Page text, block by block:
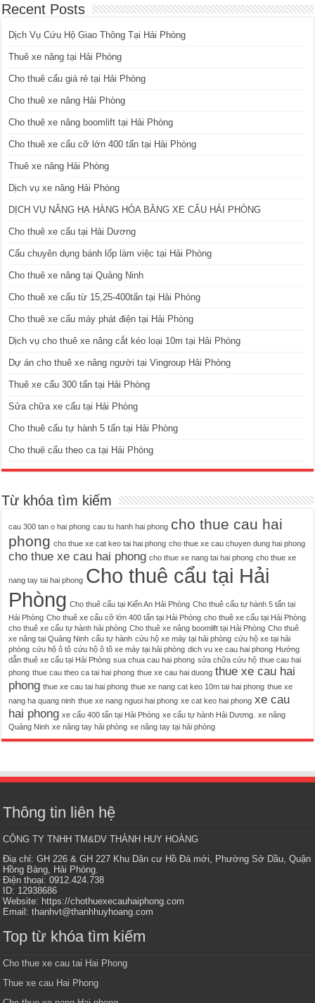
Recent Posts
Dịch Vụ Cứu Hộ Giao Thông Tại Hải Phòng
Thuê xe nâng tại Hải Phòng
Cho thuê cẩu giá rẻ tại Hải Phòng
Cho thuê xe nâng Hải Phòng
Cho thuê xe nâng boomlift tại Hải Phòng
Cho thuê xe cẩu cỡ lớn 400 tấn tại Hải Phòng
Thuê xe nâng Hải Phòng
Dịch vụ xe nâng Hải Phòng
DỊCH VỤ NÂNG HẠ HÀNG HÓA BẰNG XE CẨU HẢI PHÒNG
Cho thuê xe cẩu tại Hải Dương
Cẩu chuyên dụng bánh lốp làm việc tại Hải Phòng
Cho thuê xe nâng tại Quảng Ninh
Cho thuê xe cẩu từ 15,25-400tấn tại Hải Phòng
Cho thuê xe cẩu máy phát điện tại Hải Phòng
Dịch vụ cho thuê xe nâng cắt kéo loại 10m tại Hải Phòng
Dự án cho thuê xe nâng người tại Vingroup Hải Phòng
Thuê xe cẩu 300 tấn tại Hải Phòng
Sửa chữa xe cẩu tại Hải Phòng
Cho thuê cẩu tự hành 5 tấn tại Hải Phòng
Cho thuê cẩu theo ca tại Hải Phòng
Từ khóa tìm kiếm
cau 300 tan o hai phong cau tu hanh hai phong cho thue cau hai
phong cho thue xe cat keo tai hai phong cho thue xe cau chuyen dung hai phong
cho thue xe cau hai phong cho thue xe nang tai hai phong cho thue xe
nang tay tai hai phong Cho thuê cẩu tại Hải
Phòng Cho thuê cẩu tại Kiến An Hải Phòng Cho thuê cẩu tự hành 5 tấn tại
Hải Phòng Cho thuê xe cẩu cỡ lớn 400 tấn tại Hải Phòng cho thuê xe cẩu tại Hải Phòng
cho thuê xe cẩu tự hành hải phòng Cho thuê xe nâng boomlift tại Hải Phòng Cho thuê
xe nâng tại Quảng Ninh cẩu tự hành cứu hộ xe máy tại hải phòng cứu hộ xe tại hải
phòng cứu hộ ô tô cứu hộ ô tô xe máy tại hải phòng dich vu xe cau hai phong Hướng
dẫn thuê xe cẩu tại Hải Phòng sua chua cau hai phong sửa chữa cứu hộ thue cau hai
phong thue cau theo ca tai hai phong thue xe cau hai duong thue xe cau hai
phong thue xe cau tai hai phong thue xe nang cat keo 10m tai hai phong thue xe
nang ha quang ninh thue xe nang nguoi hai phong xe cat keo hai phong xe cau
hai phong xe cẩu 400 tấn tại Hải Phòng xe cẩu tự hành Hải Dương.
xe nâng
Quảng Ninh xe nâng tay hải phòng xe nâng tay tại hải phòng
Thông tin liên hệ
CÔNG TY TNHH TM&DV THÀNH HUY HOÀNG
Điạ chỉ: GH 226 & GH 227 Khu Dân cư Hồ Đá mới, Phường Sở Dầu, Quận
Hồng Bàng, Hải Phòng.
Điện thoại: 0912.424.738
ID: 12938686
Website: https://chothuexecauhaiphong.com
Email:thanhvt@thanhhuyhoang.com
Top từ khóa tìm kiếm
Cho thue xe cau tai Hai Phong
Thue xe cau Hai Phong